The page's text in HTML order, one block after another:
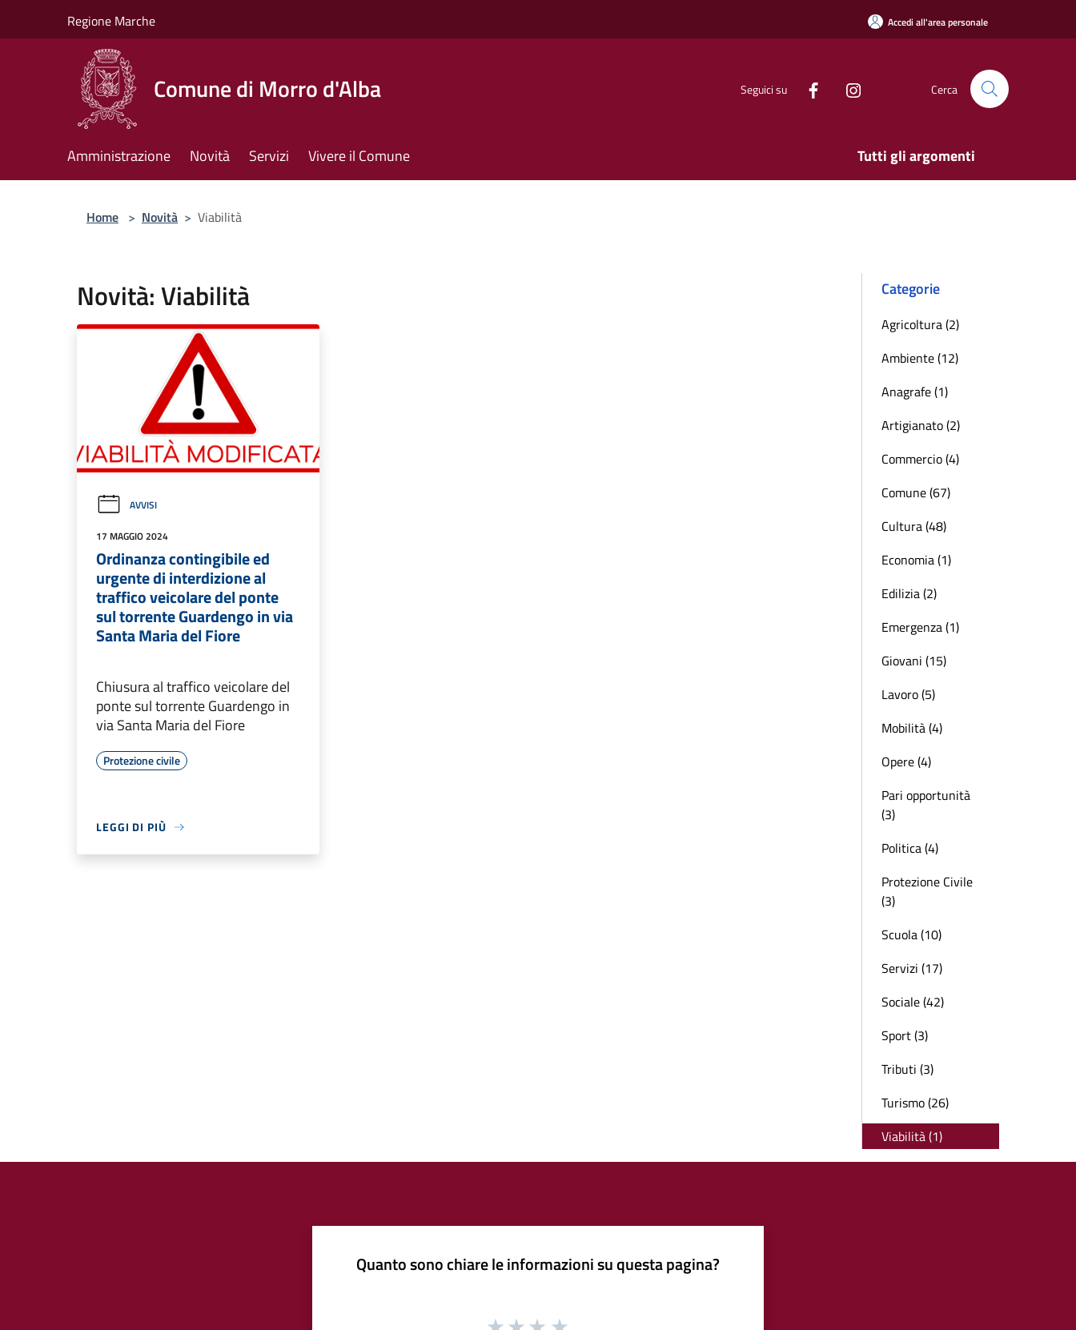
Regione Marche Accedi all'area personale
Comune di Morro d'Alba Seguici su Cerca
Amministrazione Novità Servizi Vivere il Comune Tutti gli argomenti
Home > Novità > Viabilità
Novità: Viabilità
AVVISI
17 MAGGIO 2024
Ordinanza contingibile ed
urgente di interdizione al
traffico veicolare del ponte
sul torrente Guardengo in via
Santa Maria del Fiore
Chiusura al traffico veicolare del
ponte sul torrente Guardengo in
via Santa Maria del Fiore
Protezione civile
LEGGI DI PIÙ
Categorie
Agricoltura (2)
Ambiente (12)
Anagrafe (1)
Artigianato (2)
Commercio (4)
Comune (67)
Cultura (48)
Economia (1)
Edilizia (2)
Emergenza (1)
Giovani (15)
Lavoro (5)
Mobilità (4)
Opere (4)
Pari opportunità
(3)
Politica (4)
Protezione Civile
(3)
Scuola (10)
Servizi (17)
Sociale (42)
Sport (3)
Tributi (3)
Turismo (26)
Viabilità (1)
Quanto sono chiare le informazioni su questa pagina?